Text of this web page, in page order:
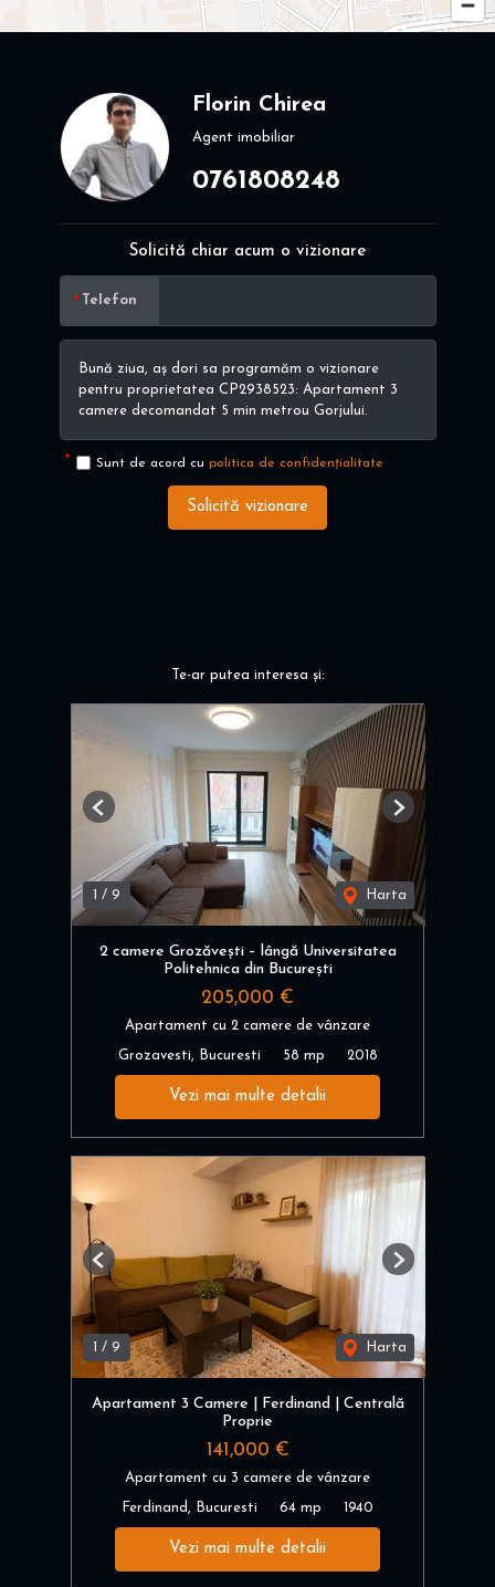
Florin Chirea
Agent imobiliar
0761808248
Solicită chiar acum o vizionare
Telefon
Sunt de acord cu politica de confidențialitate
Solicită vizionare
Te-ar putea interesa și:
/ 9 Harta
Previous Next
2 camere Grozăvești – lângă Universitatea
Politehnica din București
205,000 €
Apartament cu 2 camere de vânzare
Grozavesti, Bucuresti 58 mp 2018
Vezi mai multe detalii
/ 9 Harta
Previous Next
Apartament 3 Camere | Ferdinand | Centrală
Proprie
141,000 €
Apartament cu 3 camere de vânzare
Ferdinand, Bucuresti 64 mp 1940
Vezi mai multe detalii